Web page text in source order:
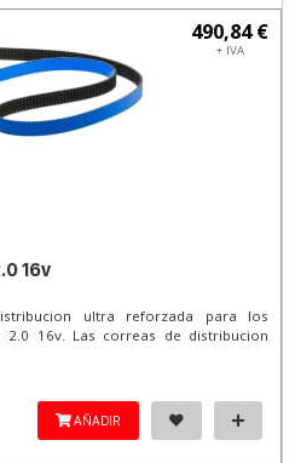
490,84 €
+ IVA
16v
ultra reforzada para los
2.0 16v. Las correas de distribucion
AÑADIR